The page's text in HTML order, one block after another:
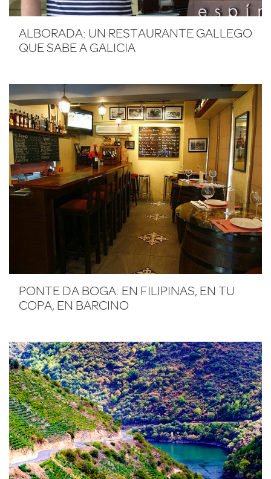
ALBORADA: UN RESTAURANTE GALLEGO
QUE SABE A GALICIA
PONTE DA BOGA: EN FILIPINAS, EN TU
COPA, EN BARCINO